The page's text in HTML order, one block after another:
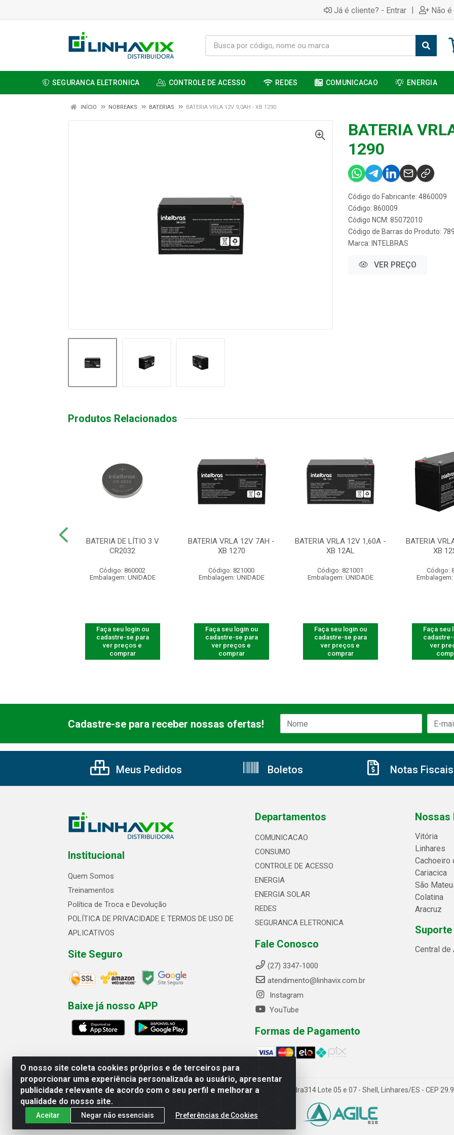
Já é cliente? - Entrar | Não
SEGURANCA ELETRONICA CONTROLE DE ACESSO REDES COMUNICACAO ENERGIA
INÍCIO NOBREAKS BATERIAS BATERIA VRLA 12V 9,0AH - XB 1290
BATERIA
1290
Código do Fabricante: 4860009
Código: 860009
Código NCM: 85072010
Código de Barras do Produto:
Marca: INTELBRAS
VER PREÇO
Produtos Relacionados
BATERIA DE LÍTIO 3 V
CR2032
Código: 860002
Embalagem: UNIDADE
Faça seu login ou
cadastre-se para
ver preços e
comprar
BATERIA VRLA 12V 7AH -
XB 1270
Código: 821000
Embalagem: UNIDADE
Faça seu login ou
cadastre-se para
ver preços e
comprar
BATERIA VRLA 12V 1,60A -
XB 12AL
Código: 821001
Embalagem: UNIDADE
Faça seu login ou
cadastre-se para
ver preços e
comprar
BATERIA
XB
Código:
Embalagem:
Faça seu
ver
O nosso site coleta cookies próprios e de terceiros para
proporcionar uma experiência personalizada ao usuário, apresentar
publicidade relevante de acordo com o seu perfil e melhorar a
qualidade do nosso site.
Aceitar Negar não essenciais Preferências de Cookies
Cadastre-se para receber nossas ofertas!
Meus Pedidos Boletos Notas Fiscais
Institucional
Quem Somos
Treinamentos
Política de Troca e Devolução
POLÍTICA DE PRIVACIDADE E TERMOS DE USO DE
APLICATIVOS
Site Seguro
Baixe já nosso APP
Departamentos
COMUNICACAO
CONSUMO
CONTROLE DE ACESSO
ENERGIA
ENERGIA SOLAR
REDES
SEGURANCA ELETRONICA
Fale Conosco
(27) 3347-1000
atendimento@linhavix.com.br
Instagram
YouTube
Formas de Pagamento
Nossas
Vitória
Linhares
Cachoeiro
Cariacica
São
Colatina
Aracruz
Central de
Linhavix Distribuidora LTDA - Avenida Alegre, 2521 - Quadra314 Lote 05 e 07 - Shell, Linhares/ES - CEP